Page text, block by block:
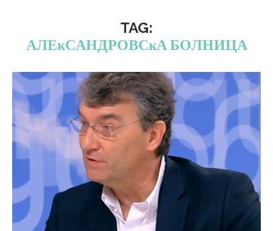
TAG:
AЛEĸCAНДPOВCĸA БOЛНИЦA